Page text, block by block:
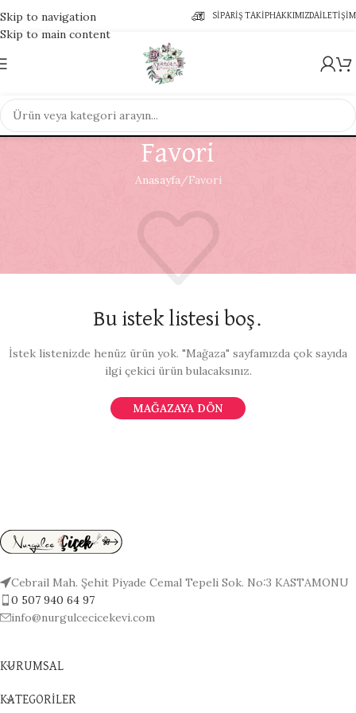
Skip to navigation
Skip to main content
SIPARIŞ TAKIPHAKKIMIZDAİLETIŞIM
Favori
Anasayfa Favori
Bu istek listesi boş.
İstek listenizde henüz ürün yok. "Mağaza" sayfamızda çok sayıda
ilgi çekici ürün bulacaksınız.
MAĞAZAYA DÖN
Cebrail Mah. Şehit Piyade Cemal Tepeli Sok. No:3 KASTAMONU
0 507 940 64 97
info@nurgulcecicekevi.com
KURUMSAL
KATEGORİLER